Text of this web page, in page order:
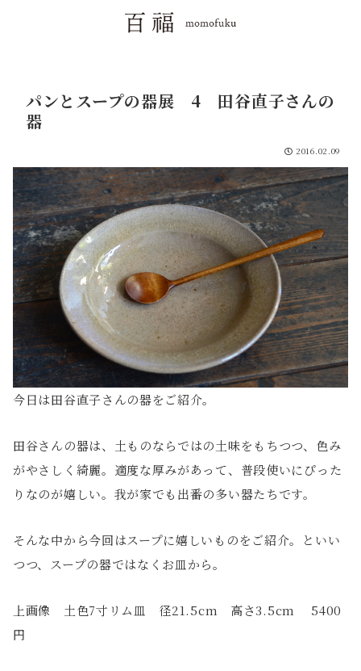
パンとスープの器展 4 田谷直子さんの
器
2016.02.09
今日は田谷直子さんの器をご紹介。
田谷さんの器は、土ものならではの土味をもちつつ、色み
がやさしく綺麗。適度な厚みがあって、普段使いにぴった
りなのが嬉しい。我が家でも出番の多い器たちです。
そんな中から今回はスープに嬉しいものをご紹介。といい
つつ、スープの器ではなくお皿から。
上画像 土色7寸リム皿 径21.5cm 高さ3.5cm 5400
円